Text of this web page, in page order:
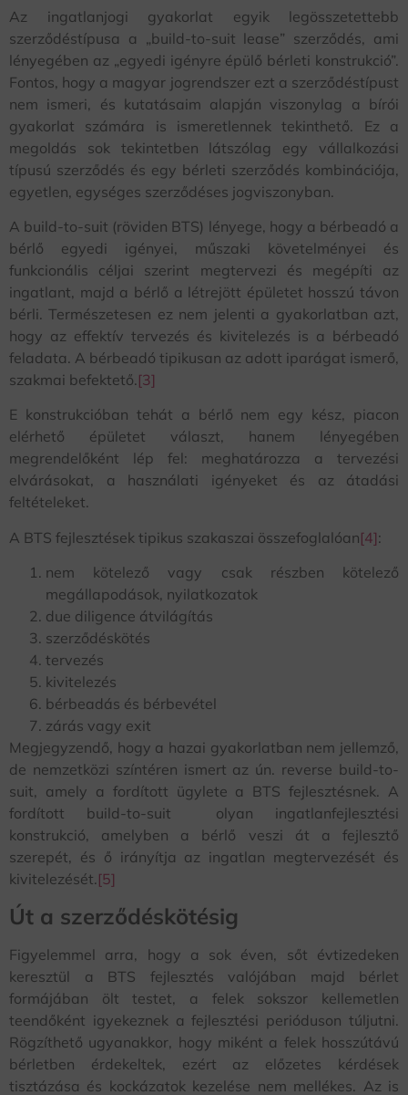
Az ingatlanjogi gyakorlat egyik legösszetettebb
szerződéstípusa a „build-to-suit lease” szerződés, ami
lényegében az „egyedi igényre épülő bérleti konstrukció”.
Fontos, hogy a magyar jogrendszer ezt a szerződéstípust
nem ismeri, és kutatásaim alapján viszonylag a bírói
gyakorlat számára is ismeretlennek tekinthető. Ez a
megoldás sok tekintetben látszólag egy vállalkozási
típusú szerződés és egy bérleti szerződés kombinációja,
egyetlen, egységes szerződéses jogviszonyban.
A build-to-suit (röviden BTS) lényege, hogy a bérbeadó a
bérlő egyedi igényei, műszaki követelményei és
funkcionális céljai szerint megtervezi és megépíti az
ingatlant, majd a bérlő a létrejött épületet hosszú távon
bérli. Természetesen ez nem jelenti a gyakorlatban azt,
hogy az effektív tervezés és kivitelezés is a bérbeadó
feladata. A bérbeadó tipikusan az adott iparágat ismerő,
szakmai befektető. [3]
E konstrukcióban tehát a bérlő nem egy kész, piacon
elérhető épületet választ, hanem lényegében
megrendelőként lép fel: meghatározza a tervezési
elvárásokat, a használati igényeket és az átadási
feltételeket.
A BTS fejlesztések tipikus szakaszai összefoglalóan[4]:
nem kötelező vagy csak részben kötelező
megállapodások, nyilatkozatok
due diligence átvilágítás
szerződéskötés
tervezés
kivitelezés
bérbeadás és bérbevétel
zárás vagy exit
Megjegyzendő, hogy a hazai gyakorlatban nem jellemző,
de nemzetközi színtéren ismert az ún. reverse build-to-
suit, amely a fordított ügylete a BTS fejlesztésnek. A
fordított build-to-suit olyan ingatlanfejlesztési
konstrukció, amelyben a bérlő veszi át a fejlesztő
szerepét, és ő irányítja az ingatlan megtervezését és
kivitelezését.[5]
Út a szerződéskötésig
Figyelemmel arra, hogy a sok éven, sőt évtizedeken
keresztül a BTS fejlesztés valójában majd bérlet
formájában ölt testet, a felek sokszor kellemetlen
teendőként igyekeznek a fejlesztési perióduson túljutni.
Rögzíthető ugyanakkor, hogy miként a felek hosszútávú
bérletben érdekeltek, ezért az előzetes kérdések
tisztázása és kockázatok kezelése nem mellékes. Az is